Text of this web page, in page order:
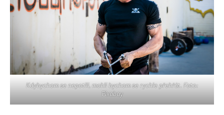
Kdybychom se nepotili, mohli bychom se rychle přehřát. Foto:
Pixabay